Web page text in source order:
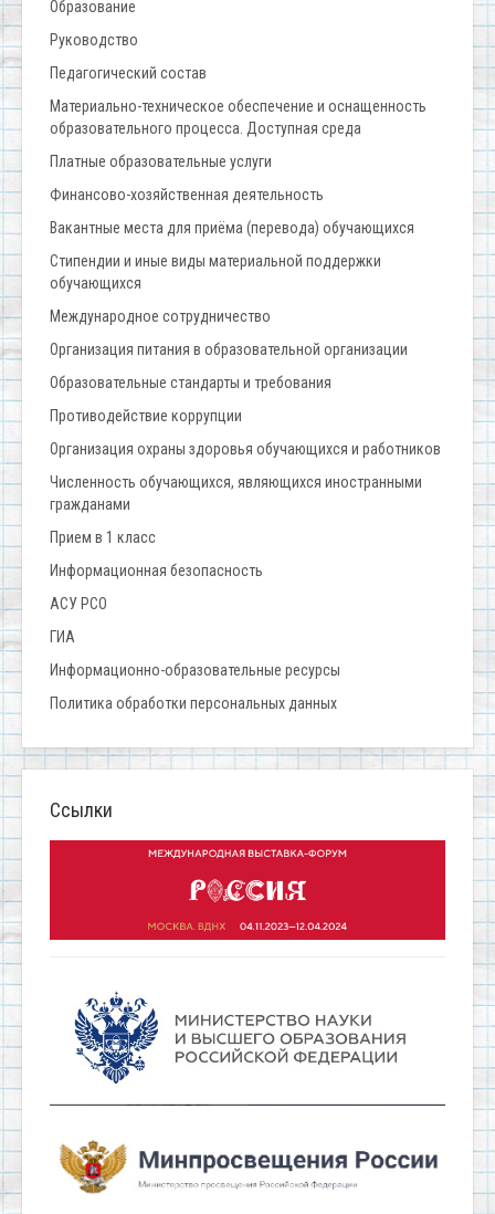
Образование
Руководство
Педагогический состав
Материально-техническое обеспечение и оснащенность
образовательного процесса. Доступная среда
Платные образовательные услуги
Финансово-хозяйственная деятельность
Вакантные места для приёма (перевода) обучающихся
Стипендии и иные виды материальной поддержки
обучающихся
Международное сотрудничество
Организация питания в образовательной организации
Образовательные стандарты и требования
Противодействие коррупции
Организация охраны здоровья обучающихся и работников
Численность обучающихся, являющихся иностранными
гражданами
Прием в 1 класс
Информационная безопасность
АСУ РСО
ГИА
Информационно-образовательные ресурсы
Политика обработки персональных данных
Ссылки